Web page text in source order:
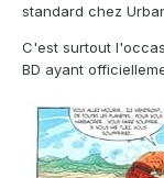
standard chez
C'est surtout
BD ayant